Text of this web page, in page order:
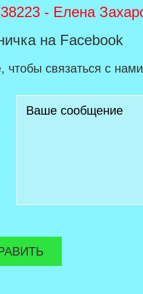
- Елена
на Facebook
связаться с